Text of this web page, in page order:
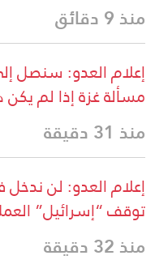
منذ 9 دقائق
إعلام العدو: سنصل
مسألة غزة إذا لم
منذ 31 دقيقة
توقف “إسرائيل”
منذ 32 دقيقة